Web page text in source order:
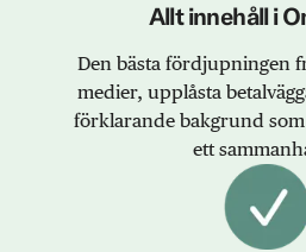
Allt innehåll i
Den bästa fördjupningen
medier, upplåsta
förklarande bakgrund
ett